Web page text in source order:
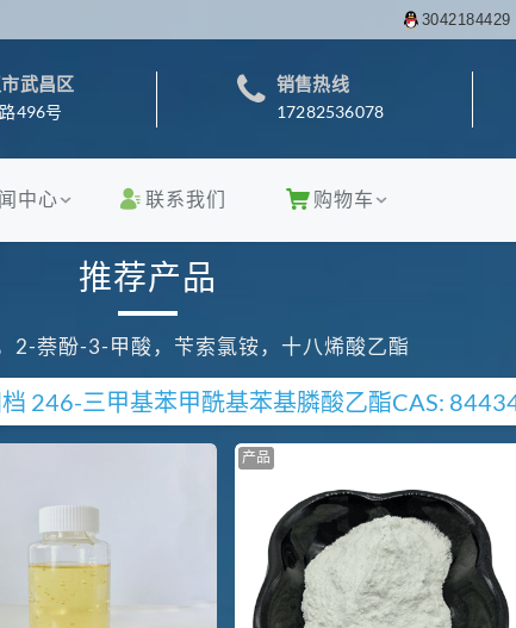
3042184429
武昌区
496号
销售热线
17282536078
中心 联系我们 购物车
推荐产品
2-萘酚-3-甲酸，苄索氯铵，十八烯酸乙酯
246-三甲基苯甲酰基苯基膦酸乙酯CAS:
产品